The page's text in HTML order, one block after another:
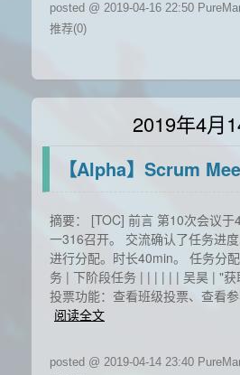
posted @ 2019-04-16 22:50
推荐(0)
2019年4月
【Alpha】Scrum
摘要： [TOC] 前言 第10次会议
一316召开。 交流确认了任务进
进行分配。时长40min。 任务分
务 | 下阶段任务 | | | | | | 吴昊 | "
投票功能：查看班级投票、查看
阅读全文
posted @ 2019-04-14 23:40